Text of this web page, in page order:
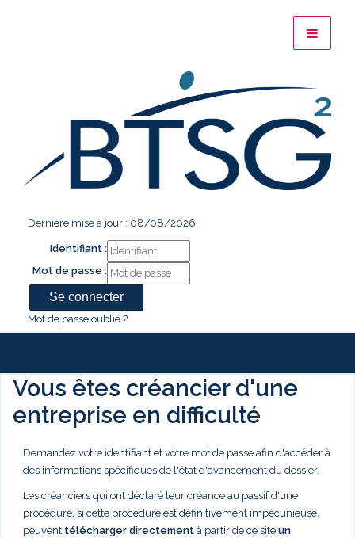
Dernière mise à jour : 08/08/2026
Identifiant :
Mot de passe :
Mot de passe oublié ?
Vous êtes créancier d'une
entreprise en difficulté
Demandez votre identifiant et votre mot de passe afin d'accéder à
des informations spécifiques de l'état d'avancement du dossier.
Les créanciers qui ont déclaré leur créance au passif d'une
procédure, si cette procédure est définitivement impécunieuse,
peuvent télécharger directement à partir de ce site un